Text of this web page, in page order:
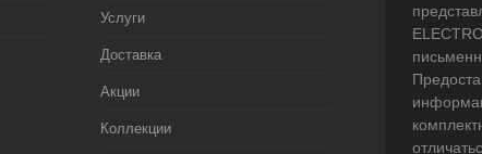
Услуги
Доставка
Акции
Коллекции